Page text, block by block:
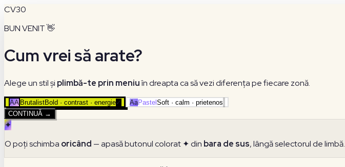
CV30
BUN VENIT 👋
Cum vrei să arate?
Alege un stil și plimbă-te prin meniuîn dreapta ca să vezi diferența pe fiecare zonă.
AA BrutalistBold · contrast · energie✓ AaPastel Soft · calm · prietenos
CONTINUĂ →
✦
O poți schimba oricând — apasă butonul colorat ✦ din bara de sus, lângă selectorul de limbă.